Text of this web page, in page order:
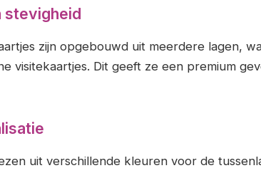
stevigheid
zijn opgebouwd uit meerdere lagen,
visitekaartjes. Dit geeft ze een premium
uit verschillende kleuren voor de